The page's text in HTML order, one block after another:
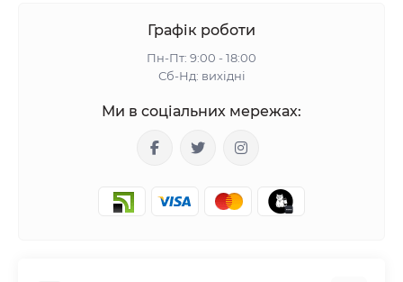
Графік роботи
Пн-Пт: 9:00 - 18:00
Сб-Нд: вихідні
Ми в соціальних мережах: